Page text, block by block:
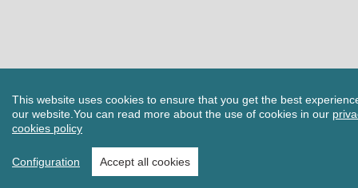
This website uses cookies to ensure that you get the best
our website. You can read more about the use of cookies in our
cookies policy
Configuration Accept all cookies